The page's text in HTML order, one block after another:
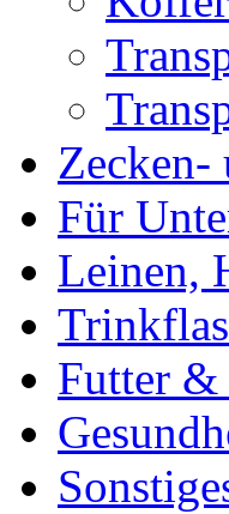
Zecken-
Für
Leinen,
Futter &